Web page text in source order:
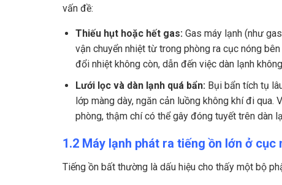
vấn đề:
Thiếu hụt hoặc hết gas:Gas máy lạnh (như
vận chuyển nhiệt từ trong phòng ra cục nóng
đổi nhiệt không còn, dẫn đến việc dàn lạnh
Lưới lọc và dàn lạnh quá bẩn:Bụi bẩn tích tụ
lớp màng dày, ngăn cản luồng không khí đi qua.
phòng, thậm chí có thể gây đóng tuyết trên dàn
1.2 Máy lạnh phát ra tiếng ồn lớn ở cục
Tiếng ồn bất thường là dấu hiệu cho thấy một bộ